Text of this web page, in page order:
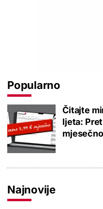
Popularno
Čitajte
ljeta:
mjesečno
Najnovije